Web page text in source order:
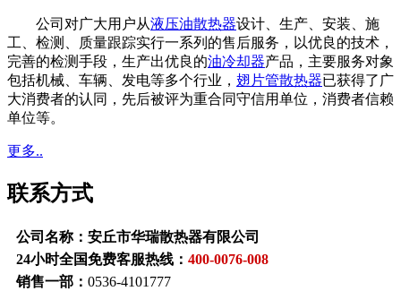
公司对广大用户从液压油散热器设计、生产、安装、施
工、检测、质量跟踪实行一系列的售后服务，以优良的技术，
完善的检测手段，生产出优良的油冷却器产品，主要服务对象
包括机械、车辆、发电等多个行业， 翅片管散热器已获得了广
大消费者的认同，先后被评为重合同守信用单位，消费者信赖
单位等。
更多..
联系方式
公司名称：安丘市华瑞散热器有限公司
24小时全国免费客服热线： 400-0076-008
销售一部： 0536-4101777